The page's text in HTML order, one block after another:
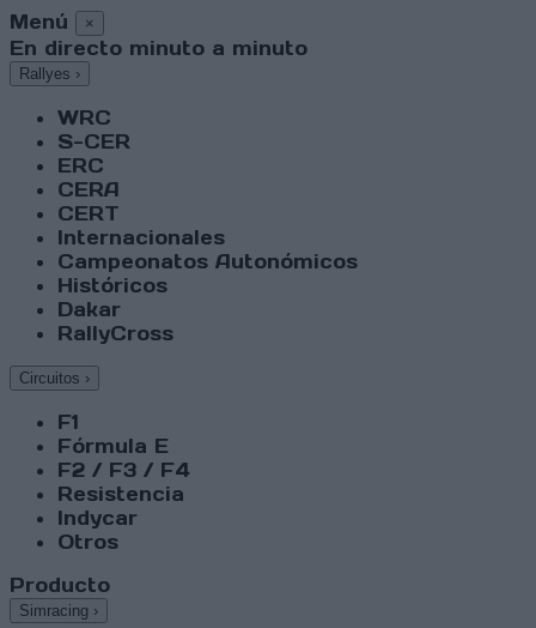
Menú ×
En directo minuto a minuto
Rallyes ›
WRC
S-CER
ERC
CERA
CERT
Internacionales
Campeonatos Autonómicos
Históricos
Dakar
RallyCross
Circuitos ›
F1
Fórmula E
F2 / F3 / F4
Resistencia
Indycar
Otros
Producto
Simracing ›